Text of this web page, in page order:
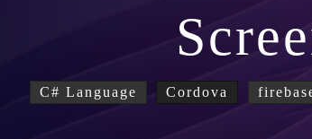
C# Language Cordova